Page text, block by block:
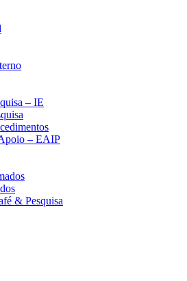
– IE
– EAIP
& Pesquisa